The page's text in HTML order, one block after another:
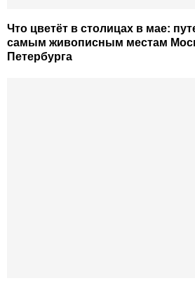
Что цветёт в столицах в мае:
самым живописным местам
Петербурга